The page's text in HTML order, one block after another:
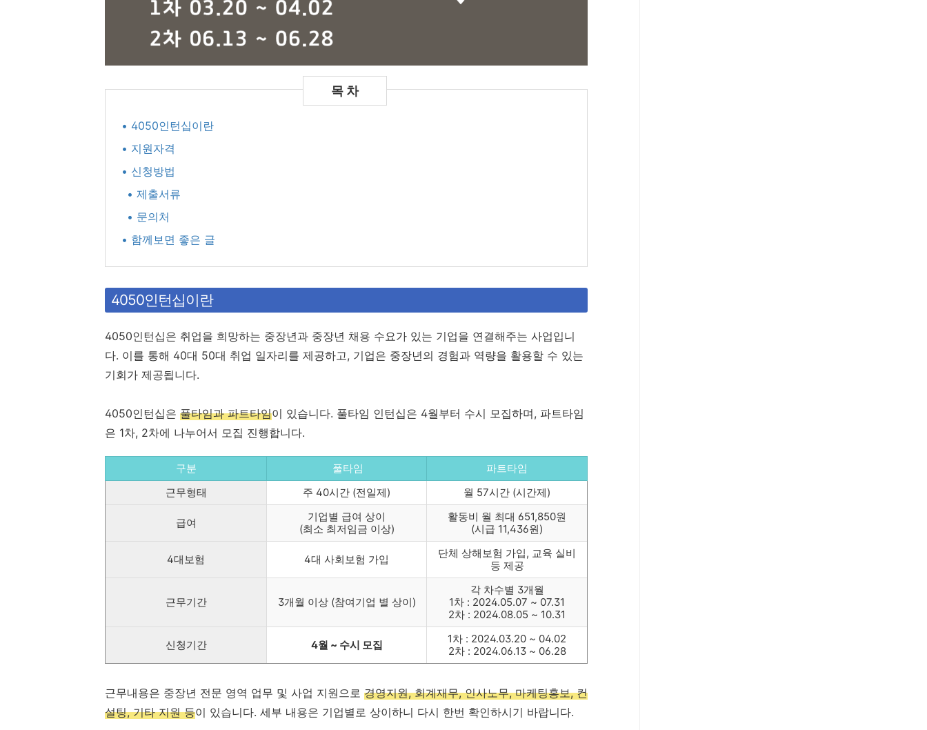
• 4050인턴십이란
• 지원자격
• 신청방법
• 제출서류
• 문의처
• 함께보면 좋은 글
4050인턴십이란
4050인턴십은 취업을 희망하는 중장년과 중장년 채용 수요가 있는 기업을 연결해주는 사업입니
다. 이를 통해 40대 50대 취업 일자리를 제공하고, 기업은 중장년의 경험과 역량을 활용할 수 있는
기회가 제공됩니다.
4050인턴십은 풀타임과 파트타임이 있습니다. 풀타임 인턴십은 4월부터 수시 모집하며, 파트타임
은 1차, 2차에 나누어서 모집 진행합니다.
구분 풀타임
파트타임
근무형태
주 40시간 (전일제) 월 57시간 (시간제)
급여
기업별 급여 상이
(최소 최저임금 이상)
활동비 월 최대 651,850원
(시급 11,436원)
4대보험 4대 사회보험 가입
단체 상해보험 가입, 교육 실비
등 제공
근무기간 3개월 이상 (참여기업 별 상이)
각 차수별 3개월
1차 : 2024.05.07 ~ 07.31
2차 : 2024.08.05 ~ 10.31
신청기간 4월 ~ 수시 모집
1차 : 2024.03.20 ~ 04.02
2차 : 2024.06.13 ~ 06.28
근무내용은 중장년 전문 영역 업무 및 사업 지원으로 경영지원, 회계재무, 인사노무, 마케팅홍보, 컨
설팅, 기타 지원 등이 있습니다. 세부 내용은 기업별로 상이하니 다시 한번 확인하시기 바랍니다.